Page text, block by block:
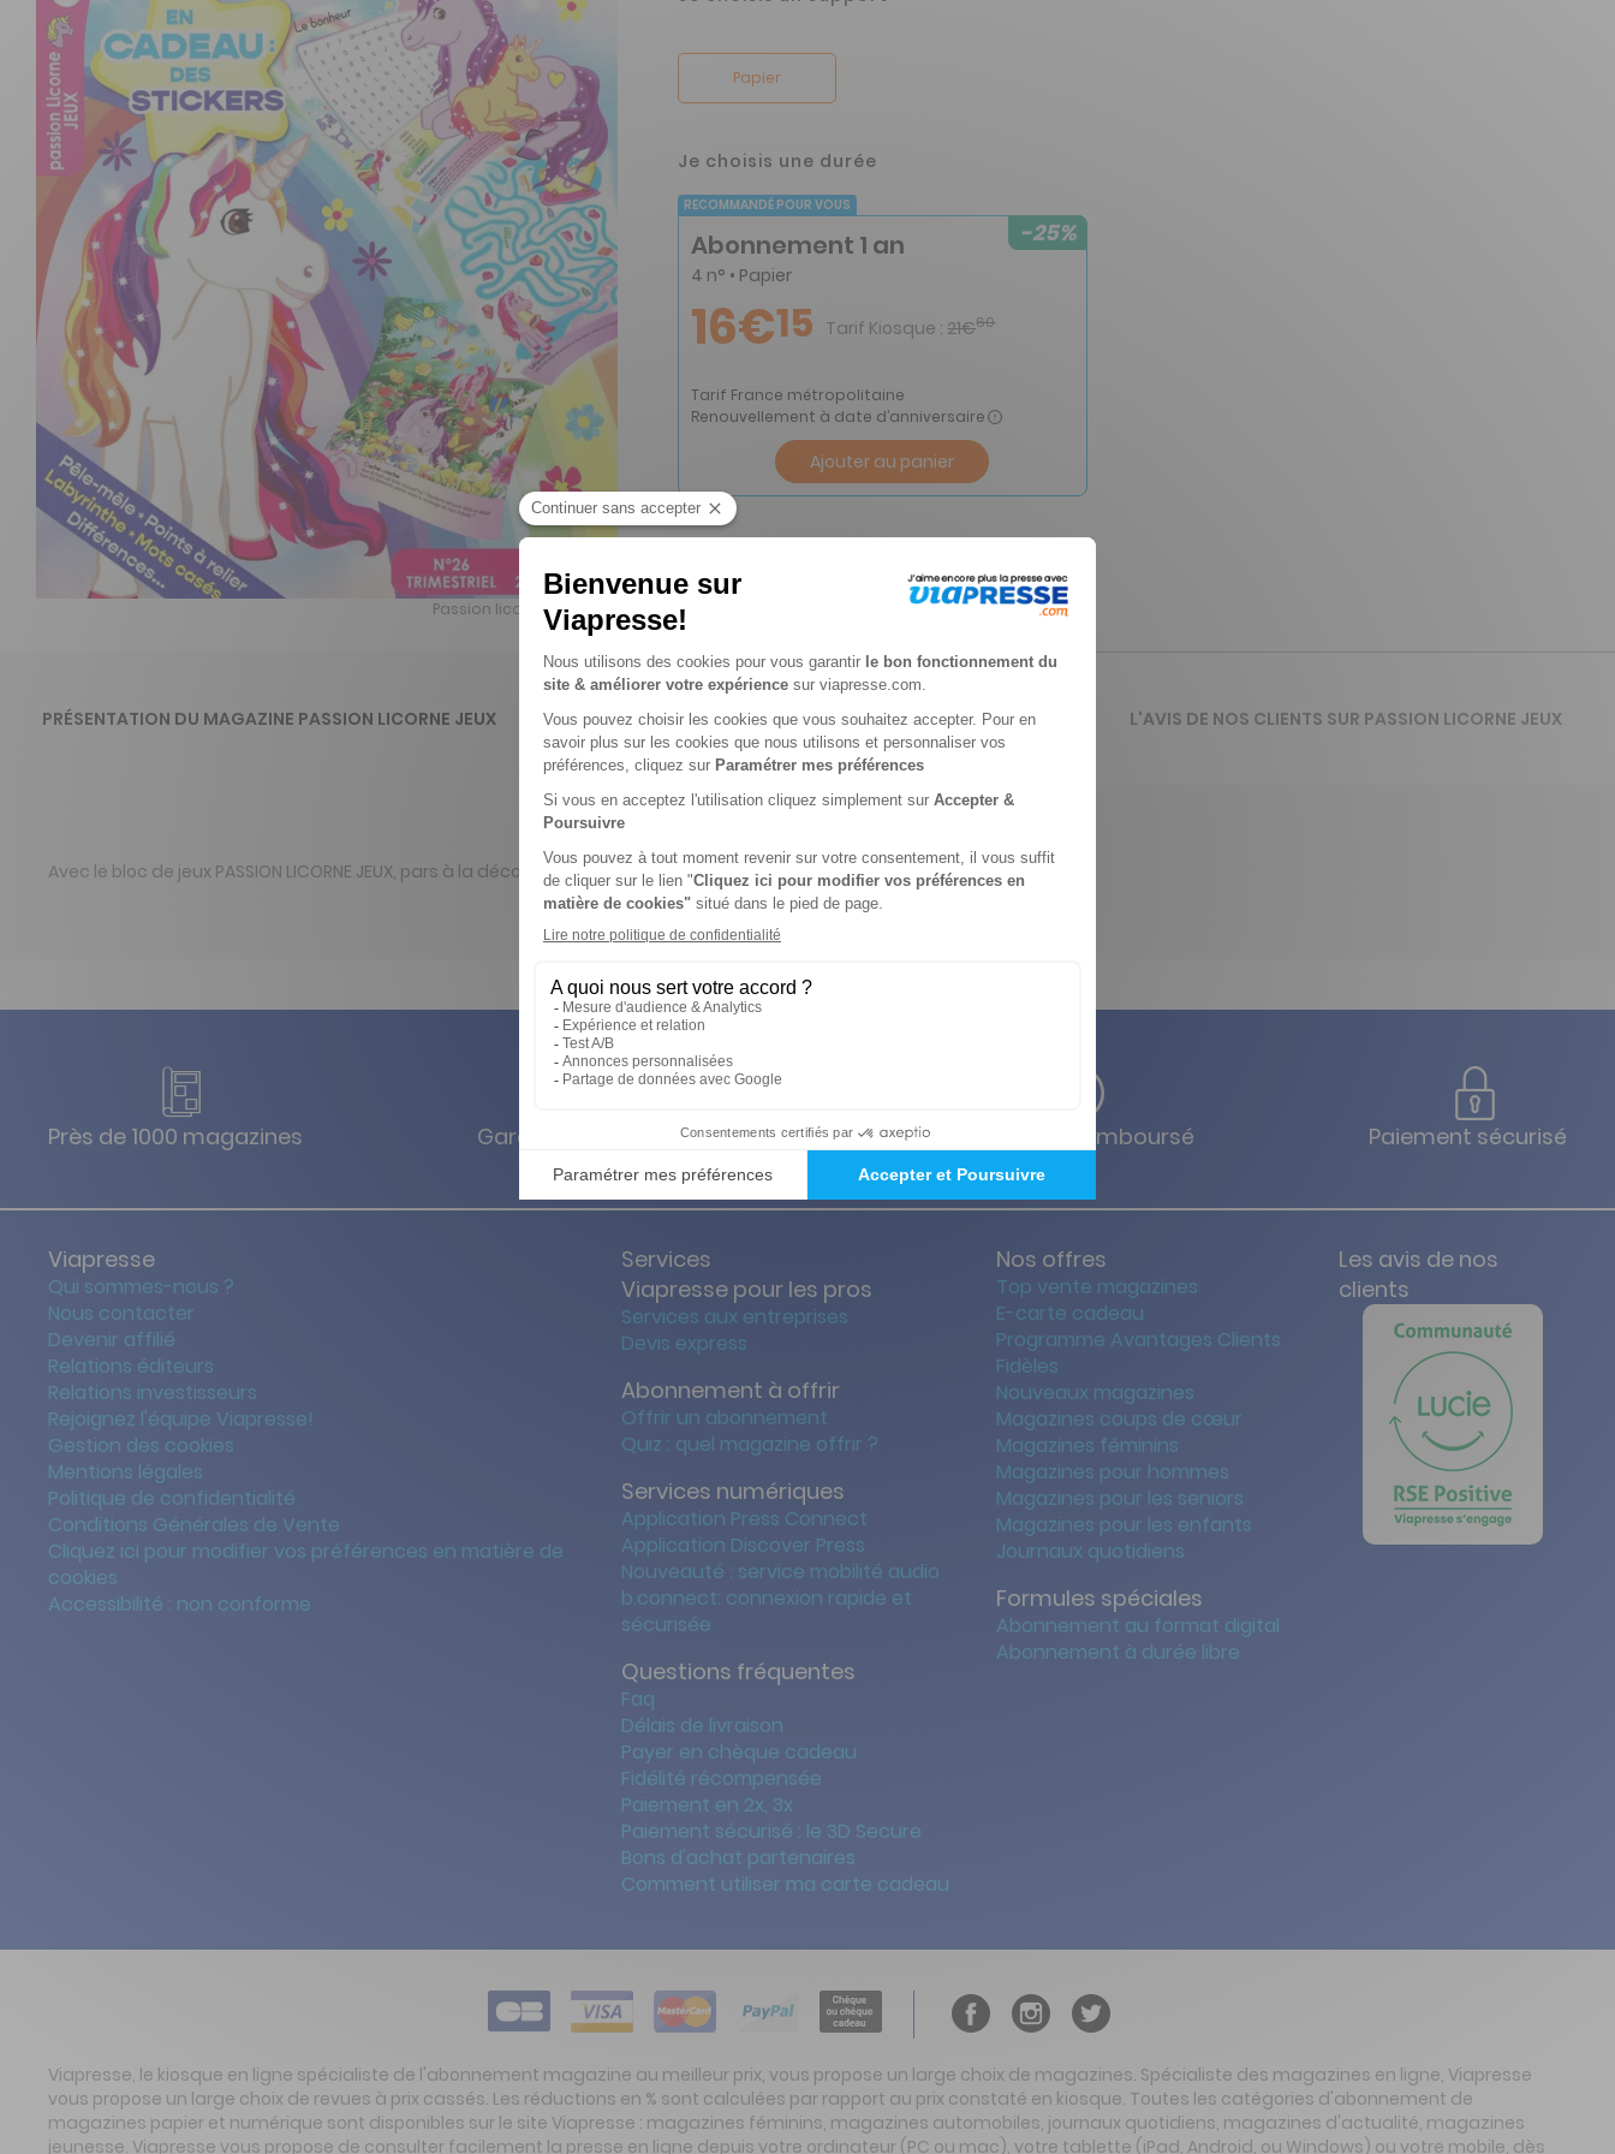
Passion licorne jeux n° 31
Papier
Je choisis une durée
RECOMMANDÉ POUR VOUS
-25%
Abonnement 1 an
4 n° • Papier
16€15 Tarif Kiosque : 21€60
Tarif France métropolitaine
Renouvellement à date d’anniversaire
Ajouter au panier
PRÉSENTATION DU MAGAZINE PASSION LICORNE JEUX
Avec le bloc de jeux PASSION LICORNE JEUX, pars à la découverte d’un monde peuplé d’animaux magiques.
L'AVIS DE VIAPRESSE SUR PASSION LICORNE JEUX L'AVIS DE NOS CLIENTS SUR PASSION LICORNE JEUX
Près de 1000 magazines Garanties des prix les + bas Satisfait ou remboursé Paiement sécurisé
Viapresse
Qui sommes-nous ?
Nous contacter
Devenir affilié
Relations éditeurs
Relations investisseurs
Rejoignez l'équipe Viapresse!
Gestion des cookies
Mentions légales
Politique de confidentialité
Conditions Générales de Vente
Cliquez ici pour modifier vos préférences en matière de
cookies
Accessibilité : non conforme
Services
Viapresse pour les pros
Services aux entreprises
Devis express
Abonnement à offrir
Offrir un abonnement
Quiz : quel magazine offrir ?
Services numériques
Application Press Connect
Application Discover Press
Nouveauté : service mobilité audio
b.connect: connexion rapide et
sécurisée
Questions fréquentes
Faq
Délais de livraison
Payer en chèque cadeau
Fidélité récompensée
Paiement en 2x, 3x
Paiement sécurisé : le 3D Secure
Bons d'achat partenaires
Comment utiliser ma carte cadeau
Nos offres
Top vente magazines
E-carte cadeau
Programme Avantages Clients
Fidèles
Nouveaux magazines
Magazines coups de cœur
Magazines féminins
Magazines pour hommes
Magazines pour les seniors
Magazines pour les enfants
Journaux quotidiens
Formules spéciales
Abonnement au format digital
Abonnement à durée libre
Les avis de nos
clients
Viapresse, le kiosque en ligne spécialiste de l'abonnement magazine au meilleur prix, vous propose un large choix de magazines. Spécialiste des magazines en ligne, Viapresse
vous propose un large choix de revues à prix cassés. Les réductions en % sont calculées par rapport au prix constaté en kiosque. Toutes les catégories d'abonnement de
magazines papier et numérique sont disponibles sur le site Viapresse : magazines féminins, magazines automobiles, journaux quotidiens, magazines d'actualité, magazines
jeunesse. Viapresse vous propose de consulter facilement la presse en ligne depuis votre ordinateur (PC ou mac), votre tablette (iPad, Android, ou Windows) ou votre mobile, dès